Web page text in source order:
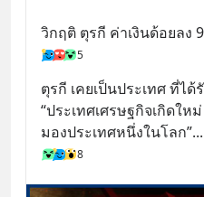
วิกฤติ ตุรกี ค่าเงินด้อยลง
5
ตุรกี เคยเป็นประเทศ ที่ไ
“ประเทศเศรษฐกิจเกิดใ
มองประเทศหนึ่งในโลก”...
8